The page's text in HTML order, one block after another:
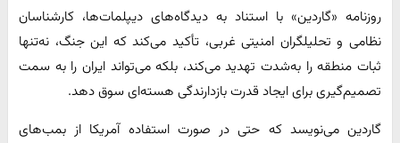
روزنامه «گاردین» با استناد به دیدگاه‌های دیپلمات‌ها، کارشناسان
نظامی و تحلیلگران امنیتی غربی، تأکید می‌کند که این جنگ، نه‌تنها
ثبات منطقه را به‌شدت تهدید می‌کند، بلکه می‌تواند ایران را به سمت
تصمیم‌گیری برای ایجاد قدرت بازدارندگی هسته‌ای سوق دهد.
گاردین می‌نویسد که حتی در صورت استفاده آمریکا از بمب‌های